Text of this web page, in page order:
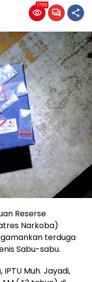
1798
Reserse
Narkoba)
terduga
Sabu-sabu.
Muh. Jayadi,